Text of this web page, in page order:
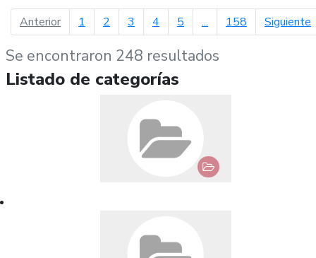
Anteriorpágina anterior
1 2 3 4 5 ... 158 Siguiente
Se encontraron 248 resultados
Listado de categorías